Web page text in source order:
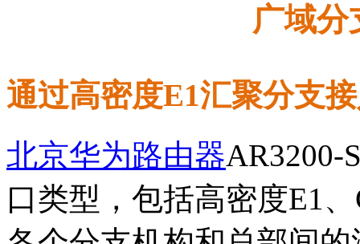
广域
通过高密度E1汇聚分支
北京华为路由器AR3200-
口类型，包括高密度E1